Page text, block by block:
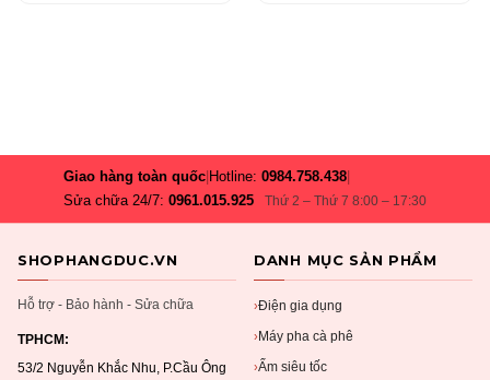
Giao hàng toàn quốc Hotline:0984.758.438
Sửa chữa 24/7:0961.015.925 Thứ 2 – Thứ 7 8:00 – 17:30
SHOPHANGDUC.VN
Hỗ trợ - Bảo hành - Sửa chữa
TPHCM:
53/2 Nguyễn Khắc Nhu, P.Cầu Ông
DANH MỤC SẢN PHẨM
›Điện gia dụng
›Máy pha cà phê
›Ấm siêu tốc